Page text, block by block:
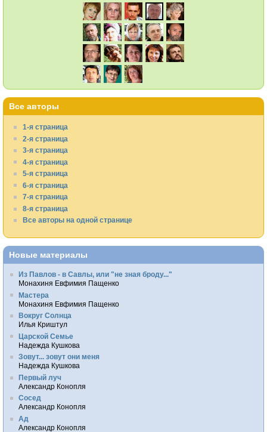
Все авторы
1-я страница
2-я страница
3-я страница
4-я страница
5-я страница
6-я страница
7-я страница
8-я страница
Все авторы на одной странице
Новые материалы
Из Павлов - в Савлы, или "не зная броду..."
Монахиня Евфимия Пащенко
Мастера
Монахиня Евфимия Пащенко
Вокруг Солнца
Илья Криштул
Царской Семье
Надежда Кушкова
Зовут... зовут они меня
Надежда Кушкова
Первый луч
Александр Конопля
Сосед
Александр Конопля
Ад
Александр Конопля